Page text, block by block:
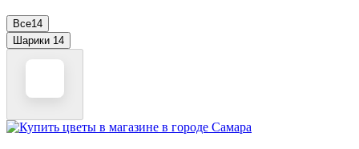
Все14
Шарики 14